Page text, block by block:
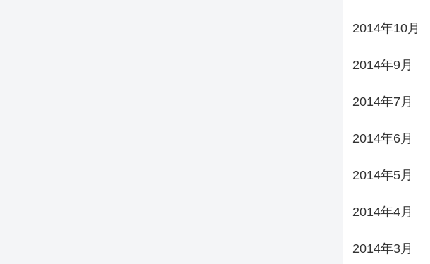
2014年10月
2014年9月
2014年7月
2014年6月
2014年5月
2014年4月
2014年3月